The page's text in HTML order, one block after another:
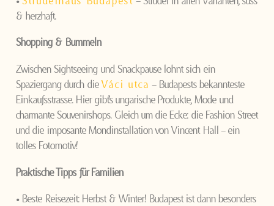
& herzhaft.
Shopping & Bummeln
Zwischen Sightseeing und Snackpause lohnt sich ein
Spaziergang durch dieVáci utca – Budapests bekannteste
Einkaufsstrasse. Hier gibt’s ungarische Produkte, Mode und
charmante Souvenirshops. Gleich um die Ecke: die Fashion Street
und die imposante Mondinstallation von Vincent Hall – ein
tolles Fotomotiv!
Praktische Tipps für Familien
• Beste Reisezeit: Herbst & Winter! Budapest ist dann besonders